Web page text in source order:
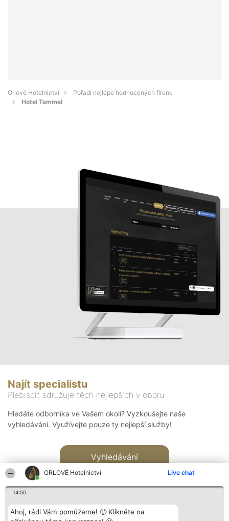
ORLOVÉ Hotelnictví Live chat
14:50
Ahoj, rádi Vám pomůžeme! 🙂 Klikněte na
Orlové Hotelnictví
Pořadí nejlépe hodnocených firem.
Hotel Tammel
Najít specialistu
Plebiscit sdružuje těch nejlepších v oboru
Hledáte odborníka ve Vašem okolí? Vyzkoušejte naše
vyhledávání. Využívejte pouze ty nejlepší služby!
Vyhledávání